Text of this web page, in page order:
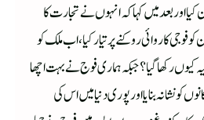
کیا اور بعد میں کہا کہ انہوں نے تجارت کا
فوجی کاروائی روکنے پر تیار کیا، اب ملک کو
کیوں رکھا گیا ؟جبکہ ہماری فوج نے بہت اچھا
نشانہ بنایا اور پوری دنیا میں اس کی